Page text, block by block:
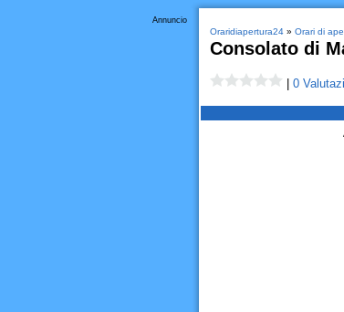
Annuncio
Oraridiapertura24» Orari di
Consolato di
0